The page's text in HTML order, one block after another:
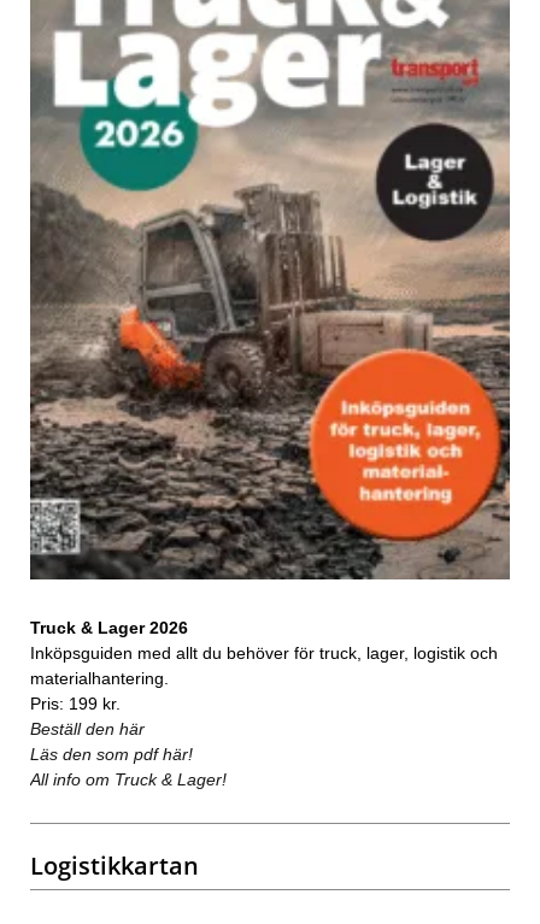
Truck & Lager 2026
Inköpsguiden med allt du behöver för truck, lager, logistik och
materialhantering.
Pris: 199 kr.
Beställ den här
Läs den som pdf här!
All info om Truck & Lager!
Logistikkartan